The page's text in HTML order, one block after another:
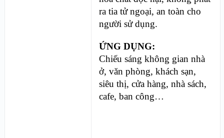
ra tia tử ngoại, an toàn cho
người sử dụng.
ỨNG DỤNG:
Chiếu sáng không gian nhà
ở, văn phòng, khách sạn,
siêu thị, cửa hàng, nhà sách,
cafe, ban công…